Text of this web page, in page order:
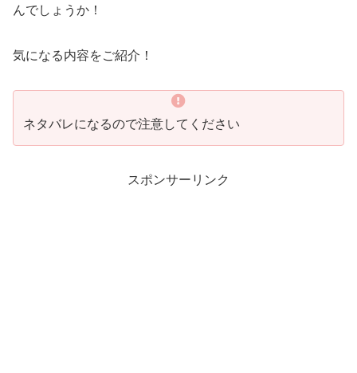
んでしょうか！
気になる内容をご紹介！
ネタバレになるので注意してください
スポンサーリンク